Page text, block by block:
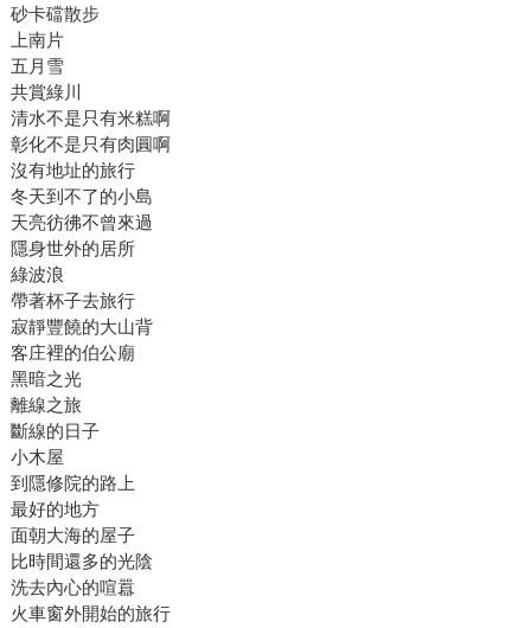
砂卡礑散步
上南片
五月雪
共賞綠川
清水不是只有米糕啊
彰化不是只有肉圓啊
沒有地址的旅行
冬天到不了的小島
天亮彷彿不曾來過
隱身世外的居所
綠波浪
帶著杯子去旅行
寂靜豐饒的大山背
客庄裡的伯公廟
黑暗之光
離線之旅
斷線的日子
小木屋
到隱修院的路上
最好的地方
面朝大海的屋子
比時間還多的光陰
洗去內心的喧囂
火車窗外開始的旅行